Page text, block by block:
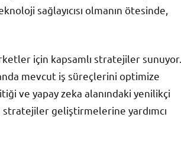
sağlayıcısı olmanın ötesinde,
için kapsamlı stratejiler sunuyor.
mevcut iş süreçlerini optimize
ve yapay zeka alanındaki yenilikçi
geliştirmelerine yardımcı